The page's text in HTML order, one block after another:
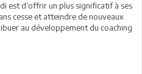
est d’offrir un plus significatif à ses
cesse et atteindre de nouveaux
au développement du coaching